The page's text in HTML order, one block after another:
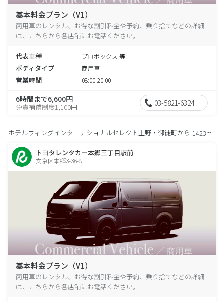
基本料金プラン（V1）
商用車のレンタル、お得な割引料金や予約、乗り捨てなどの詳細
は、こちらから各店舗にお電話ください。
代表車種 プロボックス 等
ボディタイプ 商用車
営業時間 08:00-20:00
6時間まで6,600円
免責補償制度1,100円 03-5821-6324
ホテルウィングインターナショナルセレクト上野・御徒町から 1423m
トヨタレンタカー本郷三丁目駅前
文京区本郷3-36-8
基本料金プラン（V1）
商用車のレンタル、お得な割引料金や予約、乗り捨てなどの詳細
は、こちらから各店舗にお電話ください。